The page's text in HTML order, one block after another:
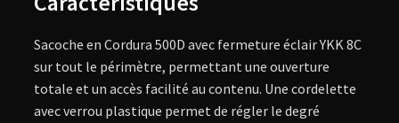
Sacoche en Cordura 500D avec fermeture éclair YKK 8C
sur tout le périmètre, permettant une ouverture
totale et un accès facilité au contenu. Une cordelette
avec verrou plastique permet de régler le degré